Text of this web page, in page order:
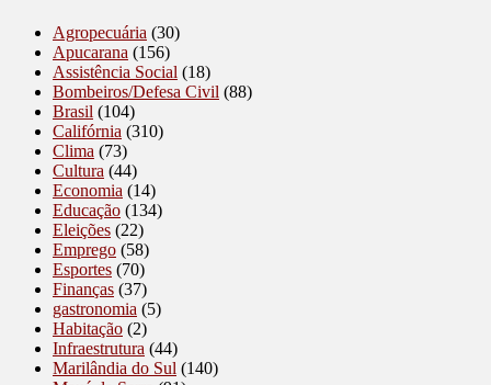
Agropecuária (30)
Apucarana (156)
Assistência Social (18)
Bombeiros/Defesa Civil (88)
Brasil (104)
Califórnia (310)
Clima (73)
Cultura (44)
Economia (14)
Educação (134)
Eleições (22)
Emprego (58)
Esportes (70)
Finanças (37)
gastronomia (5)
Habitação (2)
Infraestrutura (44)
Marilândia do Sul (140)